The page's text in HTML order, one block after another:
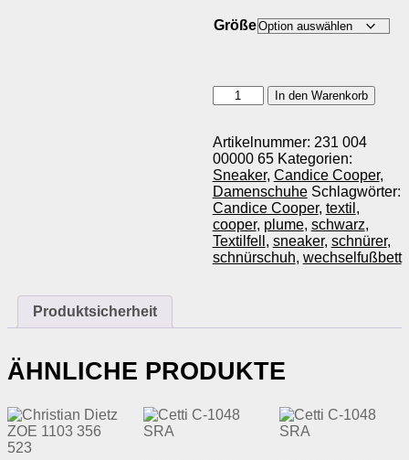
Größe
Candice
Cooper
Menge
In den Warenkorb
Artikelnummer: 231 004
00000 65 Kategorien:
Sneaker, Candice Cooper,
Damenschuhe Schlagwörter:
Candice Cooper, textil ,
cooper, plume, schwarz,
Textilfell , sneaker, schnürer,
schnürschuh, wechselfußbett
Produktsicherheit
ÄHNLICHE PRODUKTE